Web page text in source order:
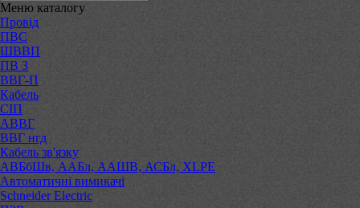
Меню каталогу
Провід
ПВС
ШВВП
ПВ 3
ВВГ-П
Кабель
СІП
АВВГ
ВВГ нгд
Кабель зв'язку
АВБбШв, ААБл, ААШВ, АСБл, XLPE
Автоматичні вимикачі
Schneider Electric